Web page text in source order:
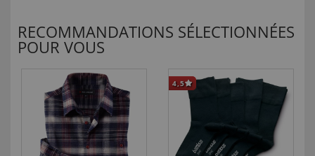
RECOMMANDATIONS SÉLECTIONNÉES
POUR VOUS
4,5